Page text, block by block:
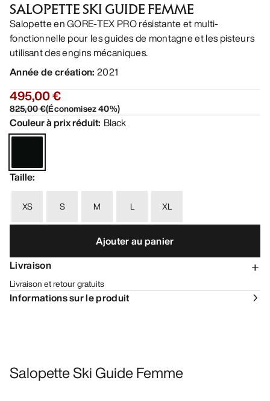
SALOPETTE SKI GUIDE FEMME
Salopette en GORE-TEX PRO résistante et multi-
fonctionnelle pour les guides de montagne et les pisteurs
utilisant des engins mécaniques.
Année de création: 2021
495,00 €
825,00 €(Économisez40%)
Couleur à prix réduit: Black
Taille:
XS S M L XL
Ajouter au panier
Livraison
Livraison et retour gratuits
Informations sur le produit
Salopette Ski Guide Femme